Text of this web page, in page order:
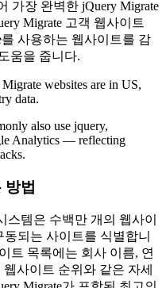
가장 완벽한 jQuery Migrate
Migrate 고객 웹사이트
사용하는 웹사이트를 감
움을 줍니다.
websites are in US,
data.
also use jquery,
Analytics — reflecting
법
스템은 수백만 개의 웹사이
동되는 사이트를 식별합니
트 목록에는 회사 이름, 연
사이트 순위와 같은 자세